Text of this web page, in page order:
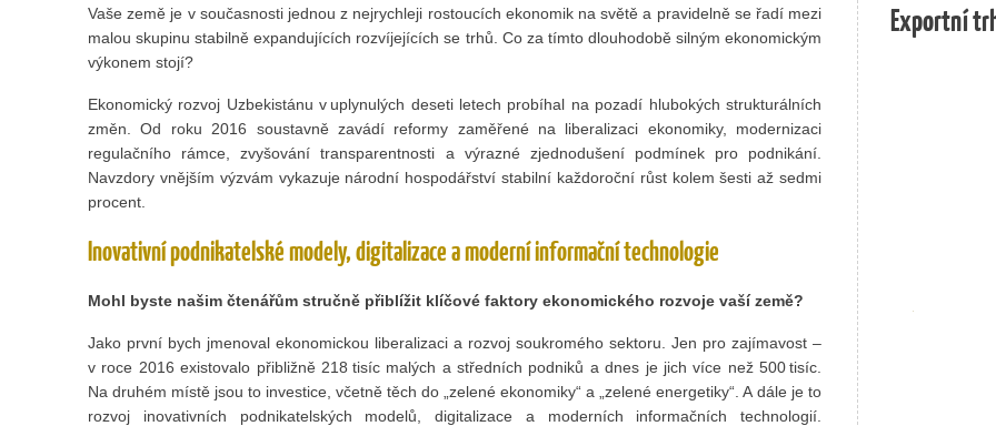
Vaše země je v současnosti jednou z nejrychleji rostoucích ekonomik na světě a pravidelně se řadí mezi
malou skupinu stabilně expandujících rozvíjejících se trhů. Co za tímto dlouhodobě silným ekonomickým
výkonem stojí?
Ekonomický rozvoj Uzbekistánu v uplynulých deseti letech probíhal na pozadí hlubokých strukturálních
změn. Od roku 2016 soustavně zavádí reformy zaměřené na liberalizaci ekonomiky, modernizaci
regulačního rámce, zvyšování transparentnosti a výrazné zjednodušení podmínek pro podnikání.
Navzdory vnějším výzvám vykazuje národní hospodářství stabilní každoroční růst kolem šesti až sedmi
procent.
Inovativní podnikatelské modely, digitalizace a moderní informační technologie
Mohl byste našim čtenářům stručně přiblížit klíčové faktory ekonomického rozvoje vaší země?
Jako první bych jmenoval ekonomickou liberalizaci a rozvoj soukromého sektoru. Jen pro zajímavost –
v roce 2016 existovalo přibližně 218 tisíc malých a středních podniků a dnes je jich více než 500 tisíc.
Na druhém místě jsou to investice, včetně těch do „zelené ekonomiky“ a „zelené energetiky“. A dále je to
rozvoj inovativních podnikatelských modelů, digitalizace a moderních informačních technologií.
Exportní